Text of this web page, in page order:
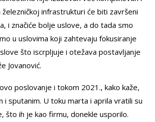
železničkoj infrastrukturi će biti završeni
i značiće bolje uslove, a do tada smo
u uslovima koji zahtevaju fokusiranje
što iscrpljuje i otežava postavljanje
Jovanović.
poslovanje i tokom 2021., kako kaže,
i sputanim. U toku marta i aprila vratili su
što ih je kao firmu, donekle usporilo.